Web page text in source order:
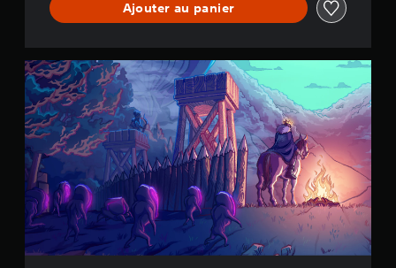
Ajouter au panier
E
s
s
e
n
t
a
l
P
a
c